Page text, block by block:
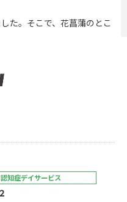
た。そこで、花菖蒲のとこ
認知症デイサービス